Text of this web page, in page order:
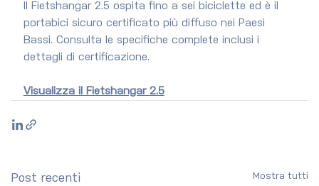
Il Fietshangar 2.5 ospita fino a sei biciclette ed è il
portabici sicuro certificato più diffuso nei Paesi
Bassi. Consulta le specifiche complete inclusi i
dettagli di certificazione.
Visualizza il Fietshangar 2.5
Post recenti Mostra tutti